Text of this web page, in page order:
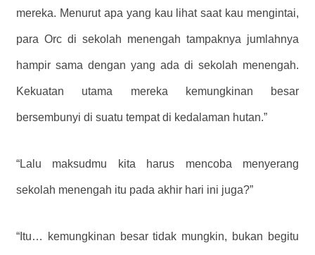
mereka. Menurut apa yang kau lihat saat kau mengintai,
para Orc di sekolah menengah tampaknya jumlahnya
hampir sama dengan yang ada di sekolah menengah.
Kekuatan utama mereka kemungkinan besar
bersembunyi di suatu tempat di kedalaman hutan.”
“Lalu maksudmu kita harus mencoba menyerang
sekolah menengah itu pada akhir hari ini juga?”
“Itu… kemungkinan besar tidak mungkin, bukan begitu